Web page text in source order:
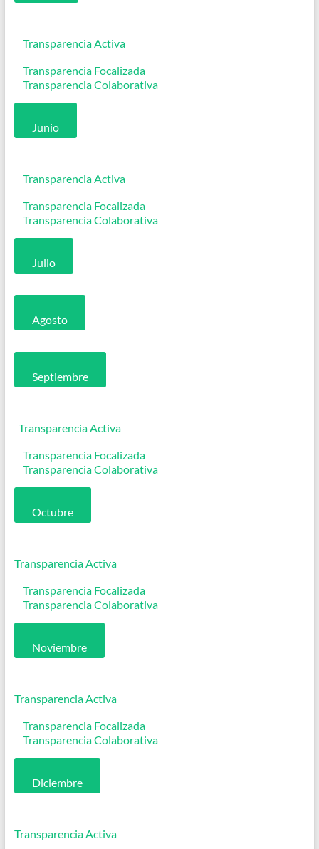
Transparencia Activa
Transparencia Focalizada
Transparencia Colaborativa
Junio
Transparencia Activa
Transparencia Focalizada
Transparencia Colaborativa
Julio
Agosto
Septiembre
Transparencia Activa
Transparencia Focalizada
Transparencia Colaborativa
Octubre
Transparencia Activa
Transparencia Focalizada
Transparencia Colaborativa
Noviembre
Transparencia Activa
Transparencia Focalizada
Transparencia Colaborativa
Diciembre
Transparencia Activa